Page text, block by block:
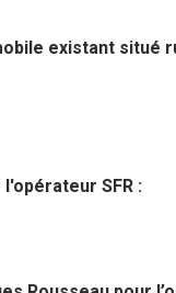
existant situé
SFR :